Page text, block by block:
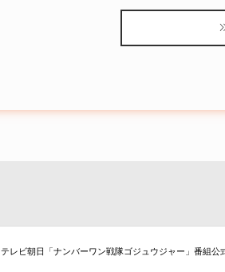
テレビ朝日「ナンバーワン戦隊ゴジュウジャー」番組公